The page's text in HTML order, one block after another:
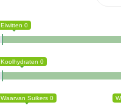
Eiwitten 0
Koolhydraten 0
Waarvan Suikers 0